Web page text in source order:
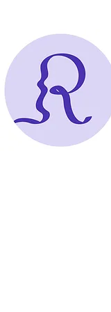
Raitistunut
Kati Tommila
millainen
kotien seinien
”Alkoholistille
on suorittaa
joulua”